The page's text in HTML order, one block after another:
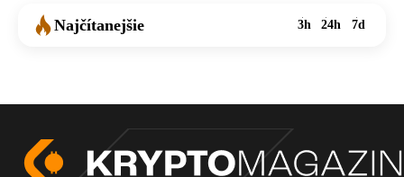
Najčítanejšie 3h 24h 7d